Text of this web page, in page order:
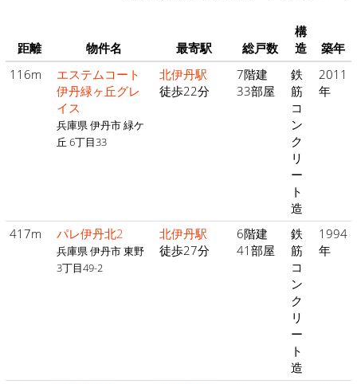
距離 物件名 最寄駅 総戸数
構
造
築年
116m
エステムコート
伊丹緑ヶ丘グレ
イス
兵庫県 伊丹市 緑ケ
丘 6丁目33
北伊丹駅
徒歩22分
7階建
33部屋
鉄
筋
コ
ン
ク
リ
ー
ト
造
2011
年
417m パレ伊丹北2
兵庫県 伊丹市 東野
3丁目49-2
北伊丹駅
徒歩27分
6階建
41部屋
鉄
筋
コ
ン
ク
リ
ー
ト
造
1994
年